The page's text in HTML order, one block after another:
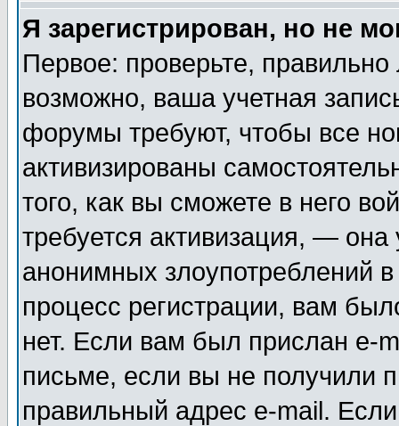
Я зарегистрирован, но не
Первое: проверьте,
возможно, ваша учетная
форумы требуют, чтобы все
активизированы
того, как вы сможете в него
требуется активизация, —
анонимных злоупотреблений
процесс регистрации, вам
нет. Если вам был прислан e-
письме, если вы не получили
правильный адрес e-mail.